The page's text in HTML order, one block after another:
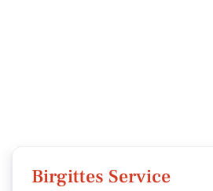
Birgittes Service